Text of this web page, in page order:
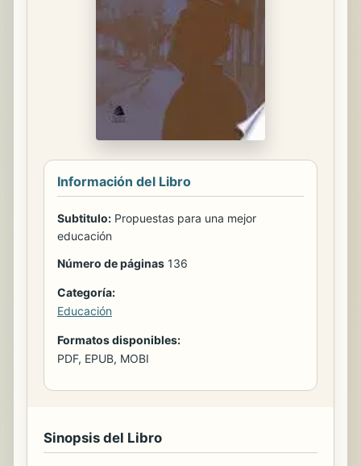
Información del Libro
Subtitulo: Propuestas para una mejor
educación
Número de páginas 136
Categoría:
Educación
Formatos disponibles:
PDF, EPUB, MOBI
Sinopsis del Libro